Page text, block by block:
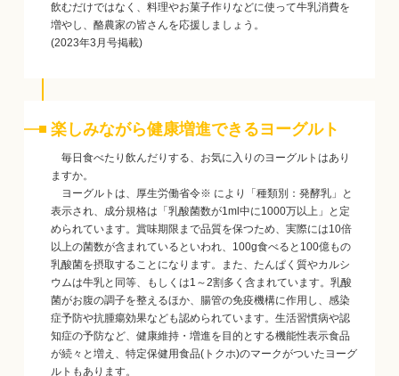
飲むだけではなく、料理やお菓子作りなどに使って牛乳消費を
増やし、酪農家の皆さんを応援しましょう。
(2023年3月号掲載)
楽しみながら健康増進できるヨーグルト
毎日食べたり飲んだりする、お気に入りのヨーグルトはあり
ますか。
ヨーグルトは、厚生労働省令※ により「種類別：発酵乳」と
表示され、成分規格は「乳酸菌数が1ml中に1000万以上」と定
められています。賞味期限まで品質を保つため、実際には10倍
以上の菌数が含まれているといわれ、100g食べると100億もの
乳酸菌を摂取することになります。また、たんぱく質やカルシ
ウムは牛乳と同等、もしくは1～2割多く含まれています。乳酸
菌がお腹の調子を整えるほか、腸管の免疫機構に作用し、感染
症予防や抗腫瘍効果なども認められています。生活習慣病や認
知症の予防など、健康維持・増進を目的とする機能性表示食品
が続々と増え、特定保健用食品(トクホ)のマークがついたヨーグ
ルトもあります。